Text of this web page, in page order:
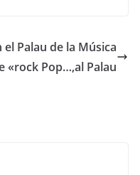
Palau de la Música
«rock Pop…,al Palau